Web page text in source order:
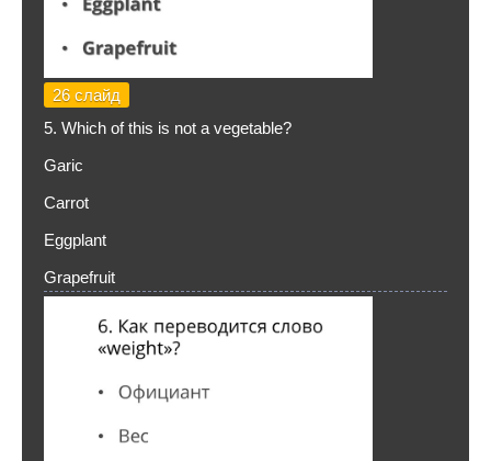
26 слайд
5. Which of this is not a vegetable?
Garic
Carrot
Eggplant
Grapefruit